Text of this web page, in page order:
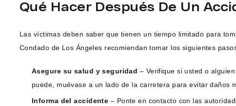
Qué Hacer Después De Un
Las víctimas deben saber que tienen un tiempo limitado para
Condado de Los Ángeles recomiendan tomar los siguientes
Asegure su salud y seguridad – Verifique si usted o
puede, muévase a un lado de la carretera para evitar daños
Informa del accidente – Ponte en contacto con las